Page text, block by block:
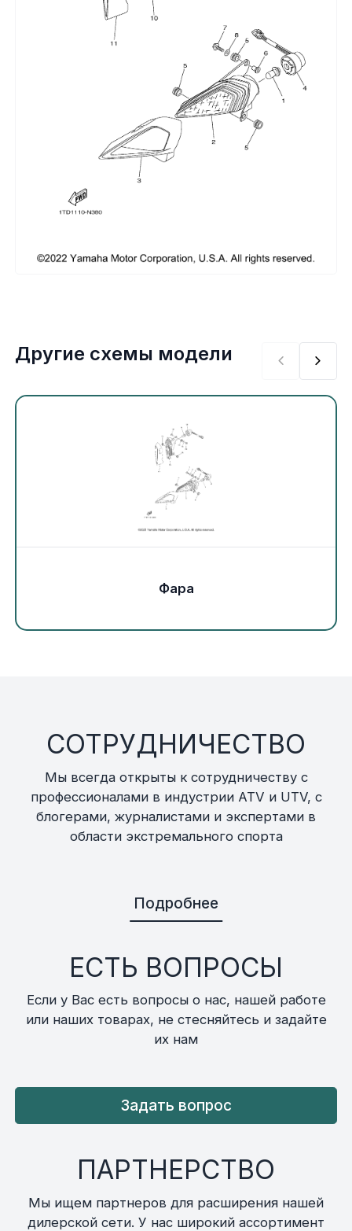
Топливная система
Тормозная система
Трансмиссия
Управление
Шины, диски, гусеницы
Экипировка и одежда
Электрика
Движители (гребные винты)
Швартовное оборудование
Якорное оборудование
Другие схемы модели
Фара
СОТРУДНИЧЕСТВО
Мы всегда открыты к сотрудничеству с
профессионалами в индустрии ATV и UTV, с
блогерами, журналистами и экспертами в
области экстремального спорта
Подробнее
ЕСТЬ ВОПРОСЫ
Если у Вас есть вопросы о нас, нашей работе
или наших товарах, не стесняйтесь и задайте
их нам
Задать вопрос
ПАРТНЕРСТВО
Мы ищем партнеров для расширения нашей
дилерской сети. У нас широкий ассортимент